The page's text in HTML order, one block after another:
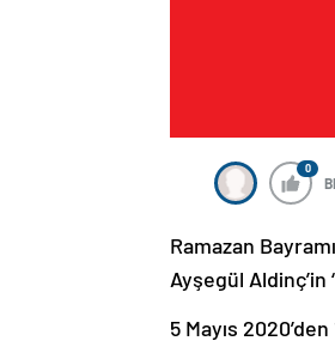
0
Ramazan
Ayşegül
5 Mayıs